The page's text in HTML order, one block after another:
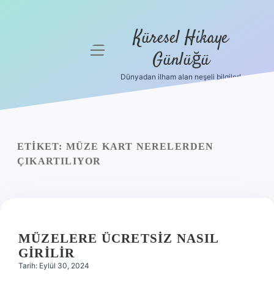
Yasal Uyarı
menüyü
Küresel Hikaye
Günlüğü
Dünyadan ilham alan neşeli bilgiler!
ETIKET: MÜZE KART NERELERDEN
ÇIKARTILIYOR
MÜZELERE ÜCRETSIZ NASIL
GIRILIR
Tarih: Eylül 30, 2024